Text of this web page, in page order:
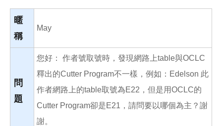
o
暱
稱
May
問
題
您好： 作者號取號時，發現網路上table與OCLC
釋出的Cutter Program不一樣，例如：Edelson 此
作者網路上的table取號為E22，但是用OCLC的
Cutter Program卻是E21，請問要以哪個為主？謝
謝。